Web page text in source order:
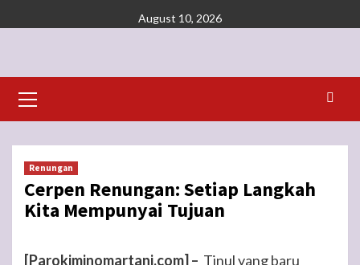
to
August 10, 2026
Menu
Renungan
Cerpen Renungan: Setiap Langkah
Kita Mempunyai Tujuan
[Parokiminomartani.com] – Tinul yang baru